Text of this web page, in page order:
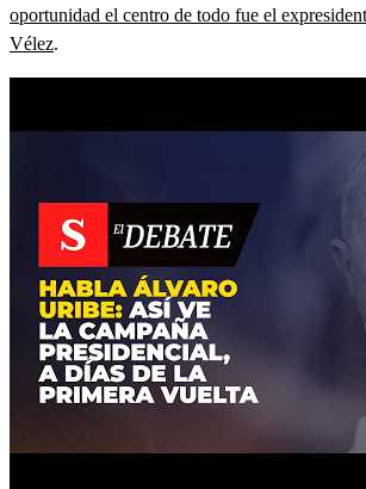
oportunidad el centro de todo fue el
Vélez.